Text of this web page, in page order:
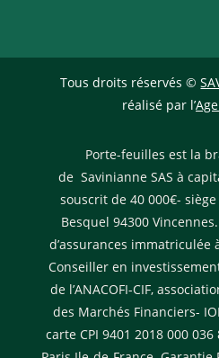
Tous droits réservés ©
réalisé par l’
Porte-feuilles est la
de Savinianne SAS à
souscrit de 40 000€-
Besquel 94300
d’assurances immatriculée
Conseiller en
de l’ANACOFI-CIF,
des Marchés Financiers-
carte CPI 9401 2018 000